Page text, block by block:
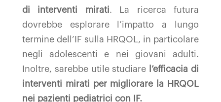
di interventi mirati. La ricerca futura
dovrebbe esplorare l’impatto a lungo
termine dell’IF sulla HRQOL, in particolare
negli adolescenti e nei giovani adulti.
Inoltre, sarebbe utile studiare
l’efficacia di
interventi mirati per migliorare la HRQOL
nei pazienti pediatrici con IF.